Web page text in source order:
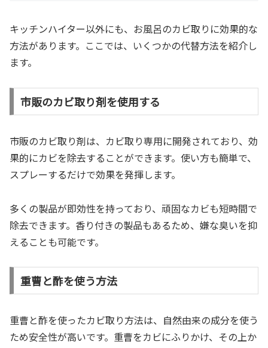
キッチンハイター以外にも、お風呂のカビ取りに効果的な
方法があります。ここでは、いくつかの代替方法を紹介し
ます。
市販のカビ取り剤を使用する
市販のカビ取り剤は、カビ取り専用に開発されており、効
果的にカビを除去することができます。使い方も簡単で、
スプレーするだけで効果を発揮します。
多くの製品が即効性を持っており、頑固なカビも短時間で
除去できます。香り付きの製品もあるため、嫌な臭いを抑
えることも可能です。
重曹と酢を使う方法
重曹と酢を使ったカビ取り方法は、自然由来の成分を使う
ため安全性が高いです。重曹をカビにふりかけ、その上か